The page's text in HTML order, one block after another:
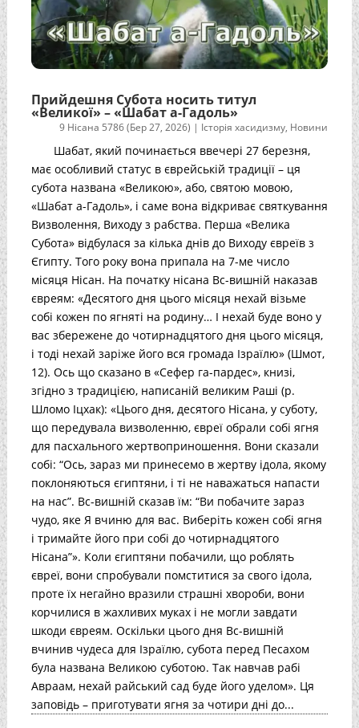
Прийдешня Субота носить титул
«Великої» – «Шабат а-Гадоль»
9 Нісана 5786 (Бер 27, 2026) | Історія хасидизму, Новини
Шабат, який починається ввечері 27 березня,
має особливий статус в єврейській традиції – ця
субота названа «Великою», або, святою мовою,
«Шабат а-Гадоль», і саме вона відкриває святкування
Визволення, Виходу з рабства. Перша «Велика
Субота» відбулася за кілька днів до Виходу євреїв з
Єгипту. Того року вона припала на 7-ме число
місяця Нісан. На початку нісана Вс-вишній наказав
євреям: «Десятого дня цього місяця нехай візьме
собі кожен по ягняті на родину… І нехай буде воно у
вас збережене до чотирнадцятого дня цього місяця,
і тоді нехай заріже його вся громада Ізраїлю» (Шмот,
12). Ось що сказано в «Сефер га-пардес», книзі,
згідно з традицією, написаній великим Раші (р.
Шломо Іцхак): «Цього дня, десятого Нісана, у суботу,
що передувала визволенню, євреї обрали собі ягня
для пасхального жертвоприношення. Вони сказали
собі: “Ось, зараз ми принесемо в жертву ідола, якому
поклоняються єгиптяни, і ті не наважаться напасти
на нас”. Вс-вишній сказав їм: “Ви побачите зараз
чудо, яке Я вчиню для вас. Виберіть кожен собі ягня
і тримайте його при собі до чотирнадцятого
Нісана”». Коли єгиптяни побачили, що роблять
євреї, вони спробували помститися за свого ідола,
проте їх негайно вразили страшні хвороби, вони
корчилися в жахливих муках і не могли завдати
шкоди євреям. Оскільки цього дня Вс-вишній
вчинив чудеса для Ізраїлю, субота перед Песахом
була названа Великою суботою. Так навчав рабі
Авраам, нехай райський сад буде його уделом». Ця
заповідь – приготувати ягня за чотири дні до...